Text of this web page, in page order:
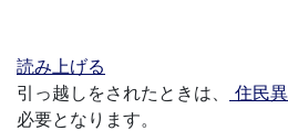
読み上げる
引っ越しをされたときは、
住民
必要となります。